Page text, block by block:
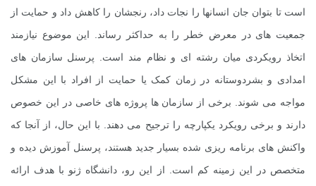
است تا بتوان جان انسانها را نجات داد، رنجشان را کاهش داد و حمایت از
جمعیت های در معرض خطر را به حداکثر رساند. این موضوع نیازمند
اتخاذ رویکردی میان رشته ای و نظام مند است. پرسنل سازمان های
امدادی و بشردوستانه در زمان کمک یا حمایت از افراد با این مشکل
مواجه می شوند. برخی از سازمان ها پروژه های خاصی در این خصوص
دارند و برخی رویکرد یکپارچه را ترجیح می دهند. با این حال، از آنجا که
واکنش های برنامه ریزی شده بسیار جدید هستند، پرسنل آموزش دیده و
متخصص در این زمینه کم است. از این رو، دانشگاه ژنو با هدف ارائه